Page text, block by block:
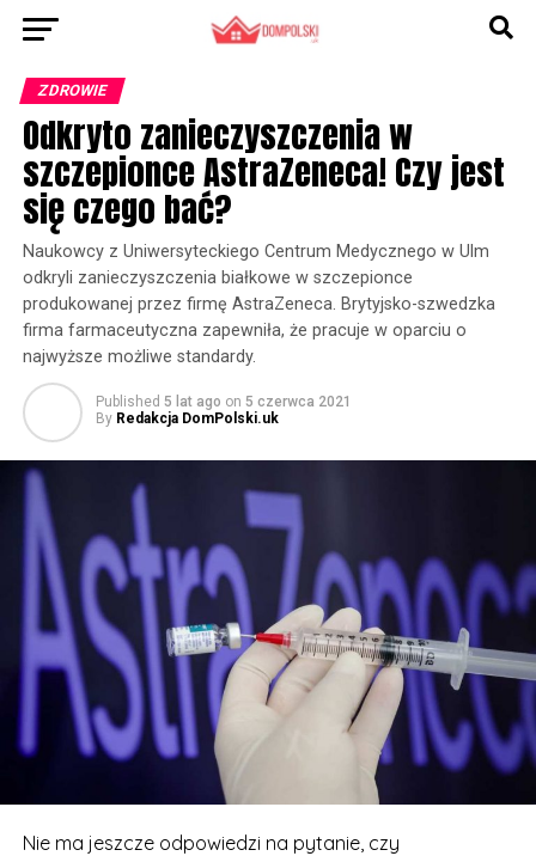
ZDROWIE
Odkryto zanieczyszczenia w
szczepionce AstraZeneca! Czy jest
się czego bać?
Naukowcy z Uniwersyteckiego Centrum Medycznego w Ulm
odkryli zanieczyszczenia białkowe w szczepionce
produkowanej przez firmę AstraZeneca. Brytyjsko-szwedzka
firma farmaceutyczna zapewniła, że pracuje w oparciu o
najwyższe możliwe standardy.
Published 5 lat ago on 5 czerwca 2021
By Redakcja DomPolski.uk
Nie ma jeszcze odpowiedzi na pytanie, czy